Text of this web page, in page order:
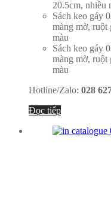
20.5cm, nhiều
Sách keo gáy
màng mờ, ruột
màu
Sách keo gáy
màng mờ, ruột
màu
Hotline/Zalo: 028
Đọc tiếp